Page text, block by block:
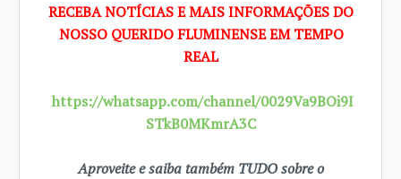
RECEBA NOTÍCIAS E MAIS INFORMAÇÕES DO
NOSSO QUERIDO FLUMINENSE EM TEMPO
REAL
https://whatsapp.com/channel/0029Va9BOi9I
STkB0MKmrA3C
Aproveite e saiba também TUDO sobre o